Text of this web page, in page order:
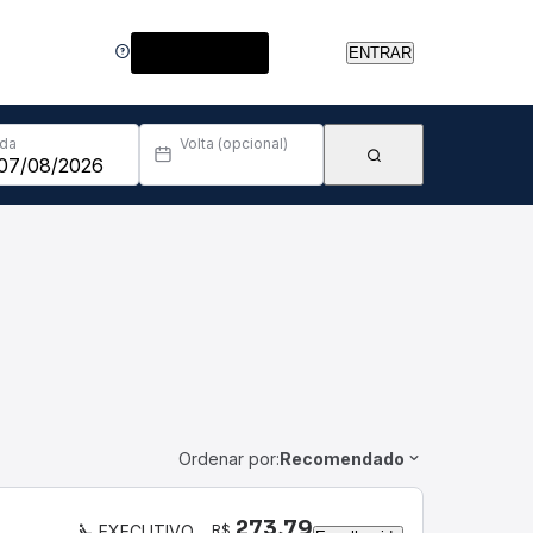
ENTRAR
Volta (opcional)
Ordenar por:Recomendado
R$ 273,79